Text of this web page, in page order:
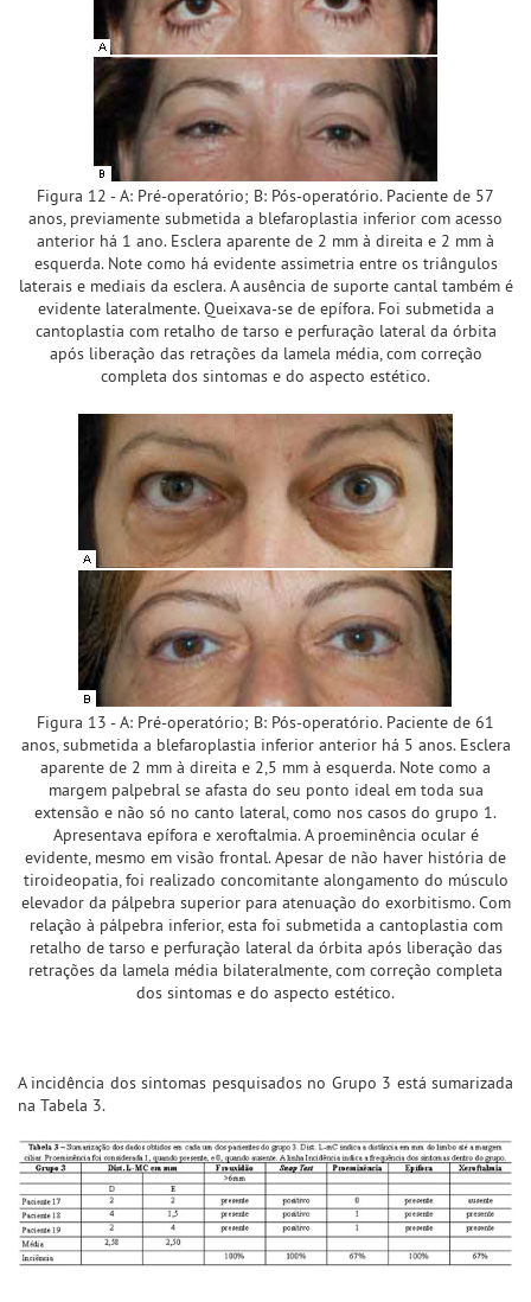
Figura 12 - A: Pré-operatório; B: Pós-operatório. Paciente de 57
anos, previamente submetida a blefaroplastia inferior com acesso
anterior há 1 ano. Esclera aparente de 2 mm à direita e 2 mm à
esquerda. Note como há evidente assimetria entre os triângulos
laterais e mediais da esclera. A ausência de suporte cantal também é
evidente lateralmente. Queixava-se de epífora. Foi submetida a
cantoplastia com retalho de tarso e perfuração lateral da órbita
após liberação das retrações da lamela média, com correção
completa dos sintomas e do aspecto estético.
Figura 13 - A: Pré-operatório; B: Pós-operatório. Paciente de 61
anos, submetida a blefaroplastia inferior anterior há 5 anos. Esclera
aparente de 2 mm à direita e 2,5 mm à esquerda. Note como a
margem palpebral se afasta do seu ponto ideal em toda sua
extensão e não só no canto lateral, como nos casos do grupo 1.
Apresentava epífora e xeroftalmia. A proeminência ocular é
evidente, mesmo em visão frontal. Apesar de não haver história de
tiroideopatia, foi realizado concomitante alongamento do músculo
elevador da pálpebra superior para atenuação do exorbitismo. Com
relação à pálpebra inferior, esta foi submetida a cantoplastia com
retalho de tarso e perfuração lateral da órbita após liberação das
retrações da lamela média bilateralmente, com correção completa
dos sintomas e do aspecto estético.
A incidência dos sintomas pesquisados no Grupo 3 está sumarizada
na Tabela 3.